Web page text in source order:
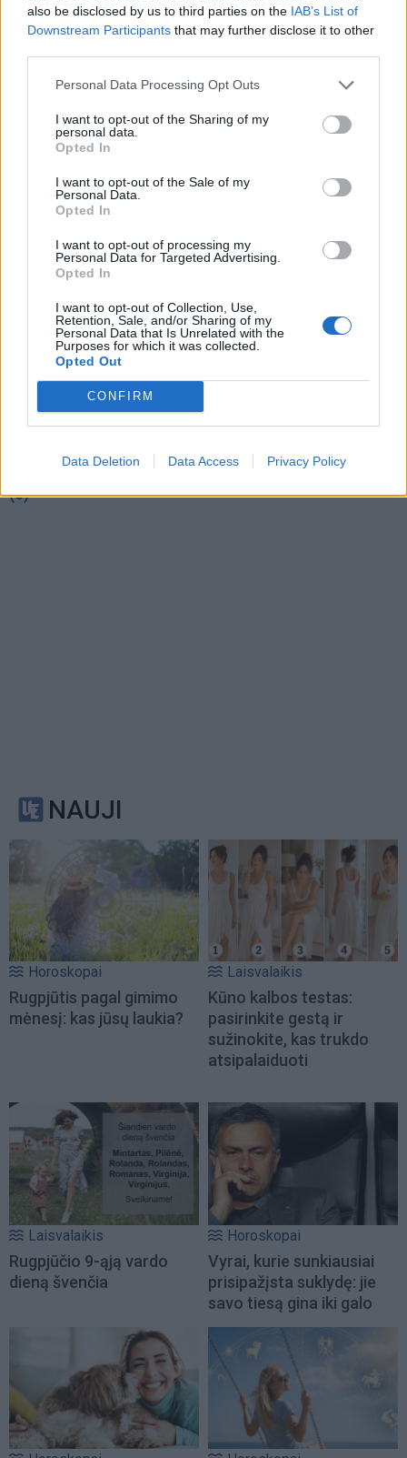
also be disclosed by us to third parties on the IAB’s List of
Downstream Participants that may further disclose it to other
Personal Data Processing Opt Outs
I want to opt-out of the Sharing of my
personal data.
Opted In
I want to opt-out of the Sale of my
Personal Data.
Opted In
I want to opt-out of processing my
Personal Data for Targeted Advertising.
Opted In
I want to opt-out of Collection, Use,
Retention, Sale, and/or Sharing of my
Personal Data that Is Unrelated with the
Purposes for which it was collected.
Opted Out
CONFIRM
Data Deletion Data Access Privacy Policy
Sportas
Europos jūrinio buriavimo
sostine(1)
daug sporto: veiksmas
Sportas
Rimas Kurtinaitis
paskelbė Lietuvos
rinktinės kandidatus:
sąraše - du klaipėdiečiai
(3)
Sportas
žiemos paralimpinių
žaidynių paroda
NAUJI
Horoskopai
Rugpjūtis pagal gimimo
mėnesį: kas jūsų laukia?
Laisvalaikis
Kūno kalbos testas:
pasirinkite gestą ir
sužinokite, kas trukdo
atsipalaiduoti
Laisvalaikis
Rugpjūčio 9-ąją vardo
dieną švenčia
Horoskopai
Vyrai, kurie sunkiausiai
prisipažįsta suklydę: jie
savo tiesą gina iki galo